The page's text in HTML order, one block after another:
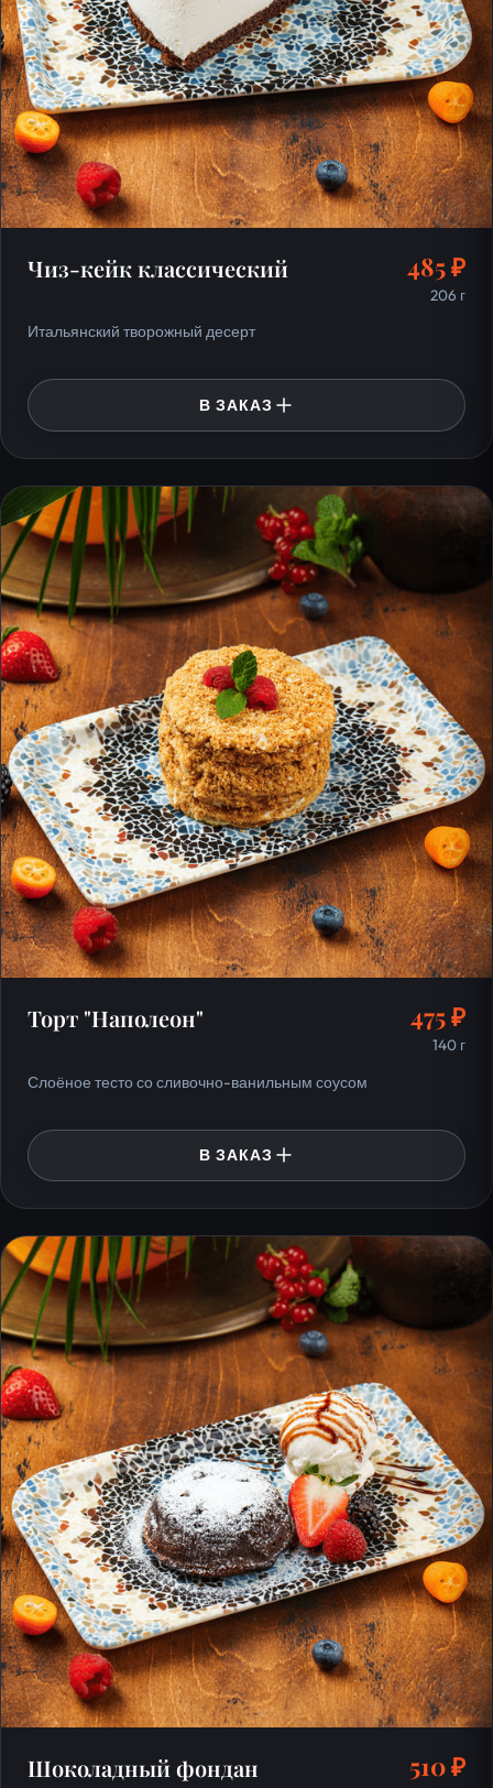
Чиз-кейк классический 485 ₽
206 г
Итальянский творожный десерт
В ЗАКАЗ
Торт "Наполеон" 475 ₽
140 г
Слоёное тесто со сливочно-ванильным соусом
В ЗАКАЗ
Шоколадный фондан 510 ₽